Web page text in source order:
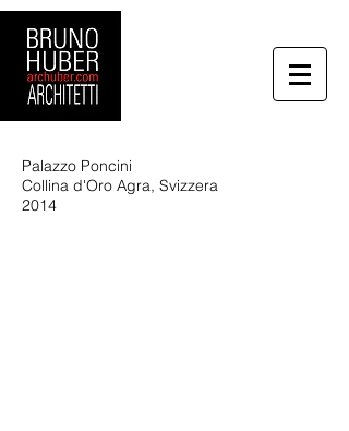
Palazzo Poncini
Collina d'Oro Agra, Svizzera
2014